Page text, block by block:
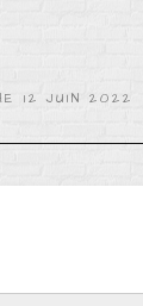
12 JUIN 2022